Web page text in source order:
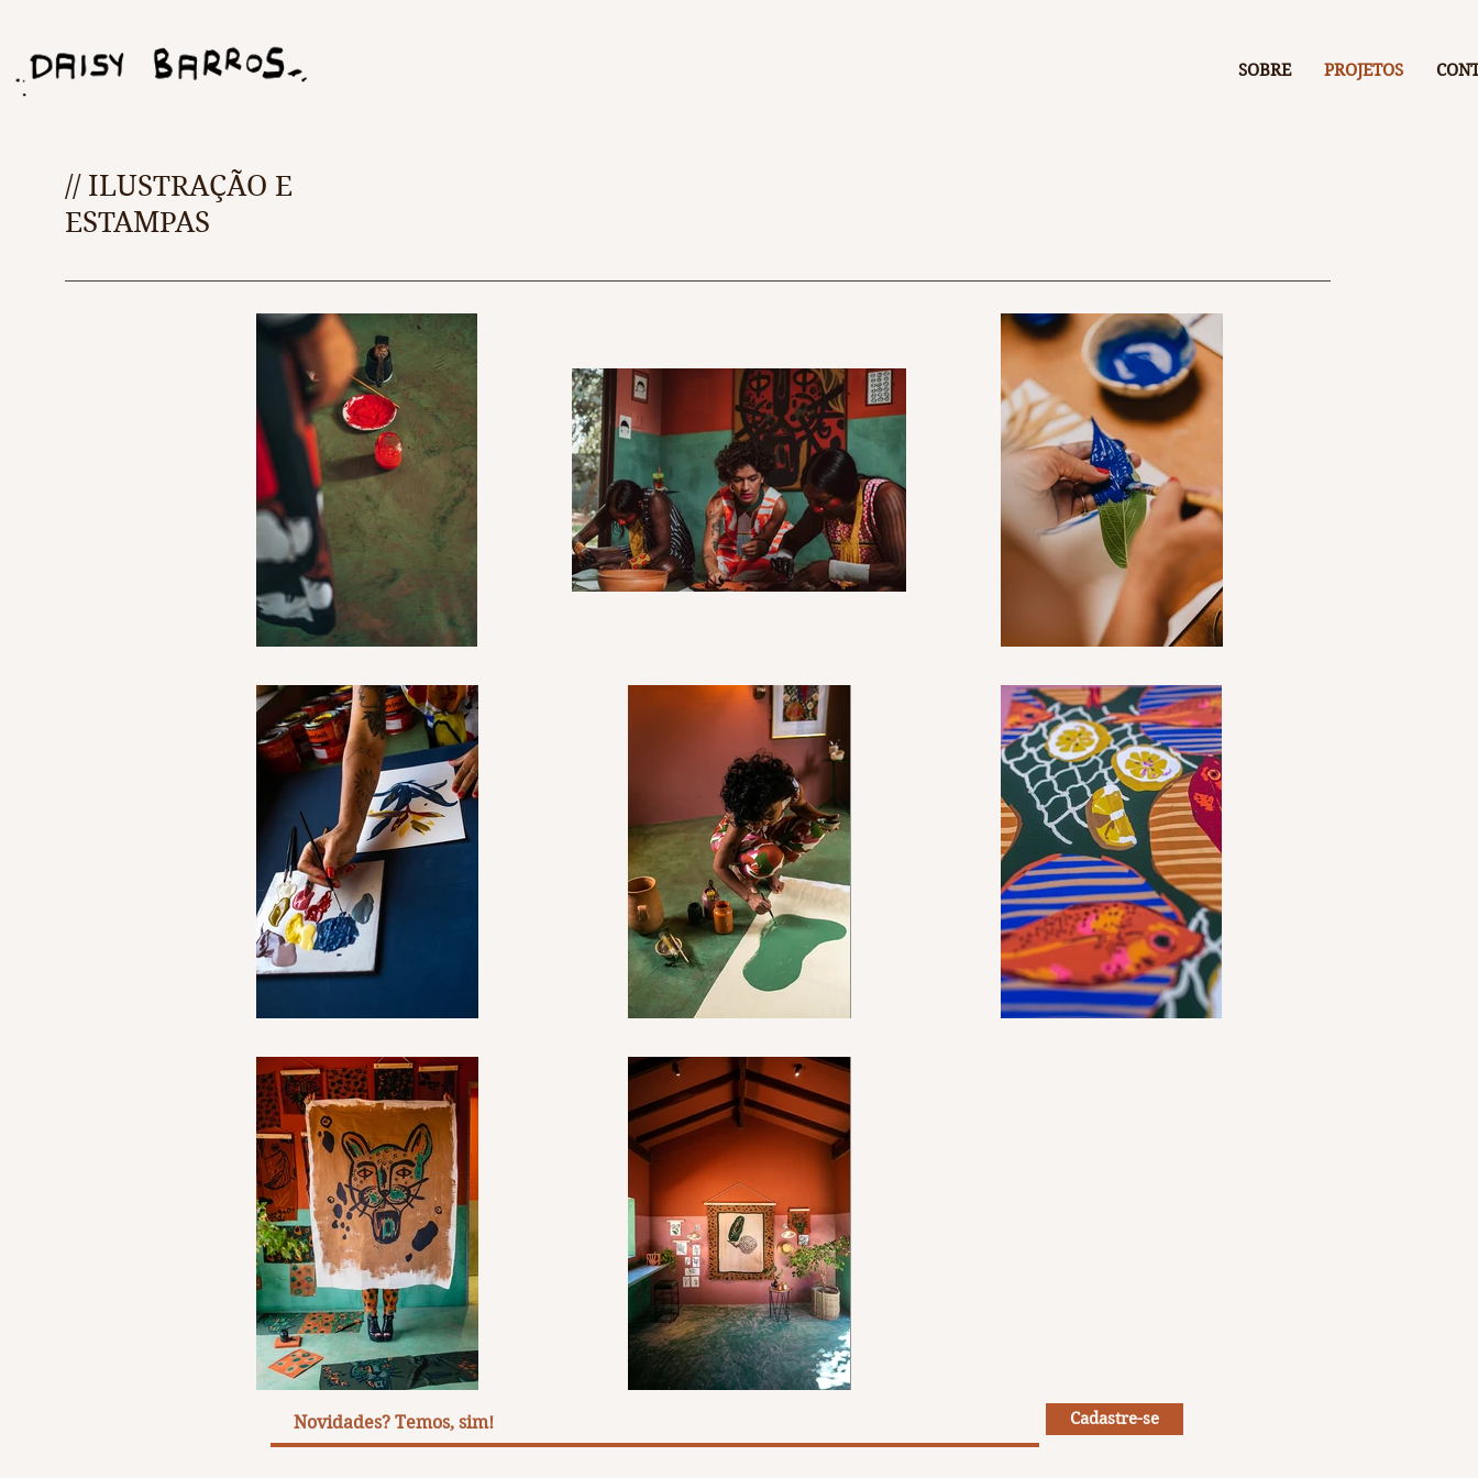
SOBRE PROJETOS
// ILUSTRAÇÃO E
ESTAMPAS
Cadastre-se